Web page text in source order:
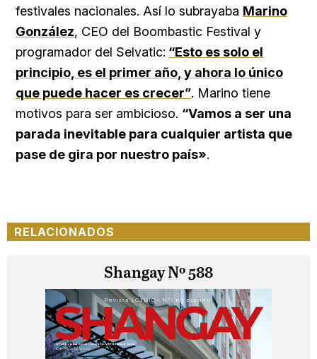
festivales nacionales. Así lo subrayaba Marino
González, CEO del Boombastic Festival y
programador del Selvatic: “Esto es solo el
principio, es el primer año, y ahora lo único
que puede hacer es crecer”. Marino tiene
motivos para ser ambicioso. “Vamos a ser una
parada inevitable para cualquier artista que
pase de gira por nuestro país».
RELACIONADOS
Shangay Nº 588